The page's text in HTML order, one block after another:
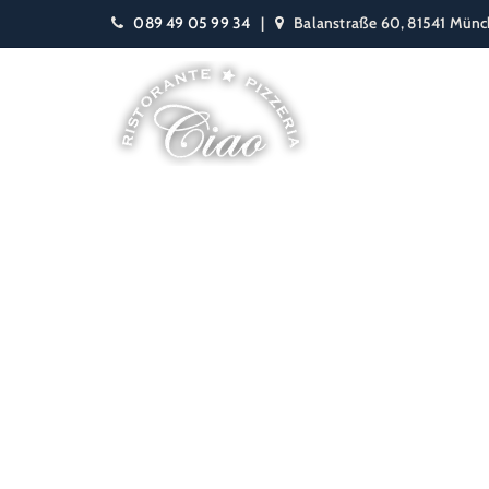
089 49 05 99 34 | Balanstraße 60, 81541